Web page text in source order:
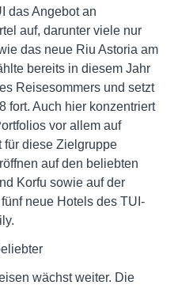
das Angebot an
auf, darunter viele nur
das neue Riu Astoria am
bereits in diesem Jahr
Reisesommers und setzt
fort. Auch hier konzentriert
vor allem auf
für diese Zielgruppe
auf den beliebten
Korfu sowie auf der
neue Hotels des TUI-
wächst weiter. Die